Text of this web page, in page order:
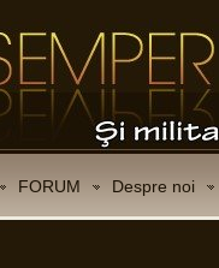
FORUM Despre noi